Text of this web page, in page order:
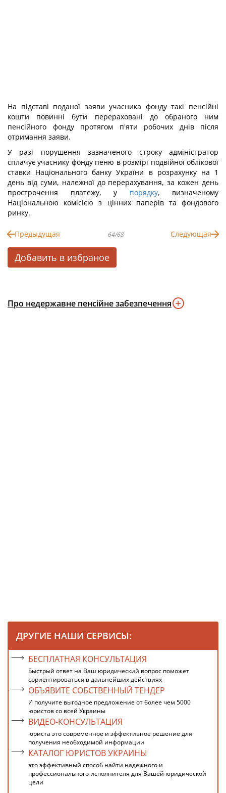
На підставі поданої заяви учасника фонду такі пенсійні
кошти повинні бути перераховані до обраного ним
пенсійного фонду протягом п'яти робочих днів після
отримання заяви.
У разі порушення зазначеного строку адміністратор
сплачує учаснику фонду пеню в розмірі подвійної облікової
ставки Національного банку України в розрахунку на 1
день від суми, належної до перерахування, за кожен день
прострочення платежу, у порядку, визначеному
Національною комісією з цінних паперів та фондового
ринку.
Предыдущая 64/68 Следующая
Добавить в избраное
Про недержавне пенсійне забезпечення
ДРУГИЕ НАШИ СЕРВИСЫ:
БЕСПЛАТНАЯ КОНСУЛЬТАЦИЯ
Быстрый ответ на Ваш юридический вопрос поможет
сориентироваться в дальнейших действиях
ОБЪЯВИТЕ СОБСТВЕННЫЙ ТЕНДЕР
И получите выгодное предложение от более чем 5000
юристов со всей Украины
ВИДЕО-КОНСУЛЬТАЦИЯ
юриста это современное и эффективное решение для
получения необходимой информации
КАТАЛОГ ЮРИСТОВ УКРАИНЫ
это эффективный способ найти надежного и
профессионального исполнителя для Вашей юридической
цели